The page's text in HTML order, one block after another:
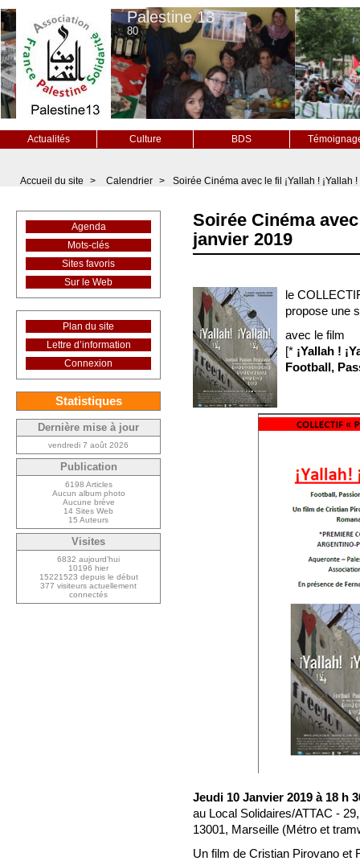
Palestine 13
80
Actualités Culture BDS
Accueil du site > Calendrier > Soirée Cinéma avec le fil ¡Yallah ! ¡Yallah
Soirée Cinéma
janvier 2019
le
propose une
avec le film
[* ¡Yallah !
Football,
Jeudi 10 Janvier 2019 à 18 h
au Local Solidaires/ATTAC -
13001, Marseille (Métro et
Un film de Cristian Pirovano et
Agenda
Mots-clés
Sites favoris
Sur le Web
Plan du site
Lettre d’information
Connexion
Statistiques
Dernière mise à jour
vendredi 7 août 2026
Publication
6198 Articles
Aucun album photo
Aucune brève
14 Sites Web
15 Auteurs
Visites
6832 aujourd’hui
10196 hier
15221523 depuis le début
377 visiteurs actuellement
connectés